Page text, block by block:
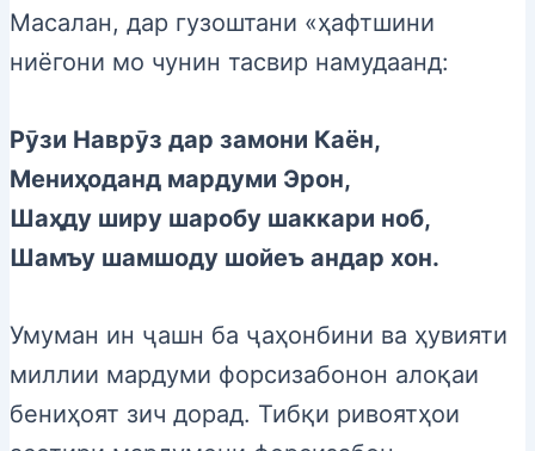
Масалан, дар гузоштани «ҳафтшини
ниёгони мо чунин тасвир намудаанд:
Рӯзи Наврӯз дар замони Каён,
Мениҳоданд мардуми Эрон,
Шаҳду ширу шаробу шаккари ноб,
Шамъу шамшоду шойеъ андар хон.
Умуман ин ҷашн ба ҷаҳонбини ва ҳувияти
миллии мардуми форсизабонон алоқаи
бениҳоят зич дорад. Тибқи ривоятҳои